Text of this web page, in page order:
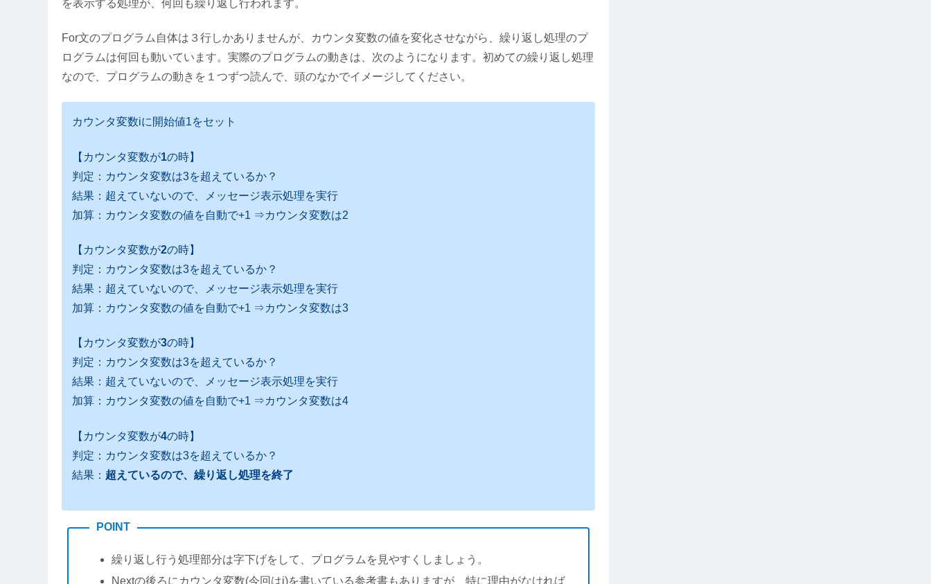
を表示する処理が、何回も繰り返し行われます。
For文のプログラム自体は３行しかありませんが、カウンタ変数の値を変化させながら、繰り返し処理のプ
ログラムは何回も動いています。実際のプログラムの動きは、次のようになります。初めての繰り返し処理
なので、プログラムの動きを１つずつ読んで、頭のなかでイメージしてください。
カウンタ変数iに開始値1をセット
【カウンタ変数が1の時】
判定：カウンタ変数は3を超えているか？
結果：超えていないので、メッセージ表示処理を実行
加算：カウンタ変数の値を自動で+1 ⇒カウンタ変数は2
【カウンタ変数が2の時】
判定：カウンタ変数は3を超えているか？
結果：超えていないので、メッセージ表示処理を実行
加算：カウンタ変数の値を自動で+1 ⇒カウンタ変数は3
【カウンタ変数が3の時】
判定：カウンタ変数は3を超えているか？
結果：超えていないので、メッセージ表示処理を実行
加算：カウンタ変数の値を自動で+1 ⇒カウンタ変数は4
【カウンタ変数が4の時】
判定：カウンタ変数は3を超えているか？
結果： 超えているので、繰り返し処理を終了
POINT
繰り返し行う処理部分は字下げをして、プログラムを見やすくしましょう。
Nextの後ろにカウンタ変数(今回はi)を書いている参考書もありますが、特に理由がなければ